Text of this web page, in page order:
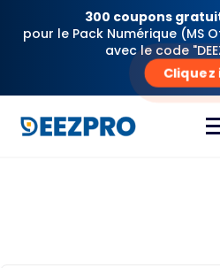
300 coupons
pour le Pack Numérique (MS
avec le code
Cliquez
content